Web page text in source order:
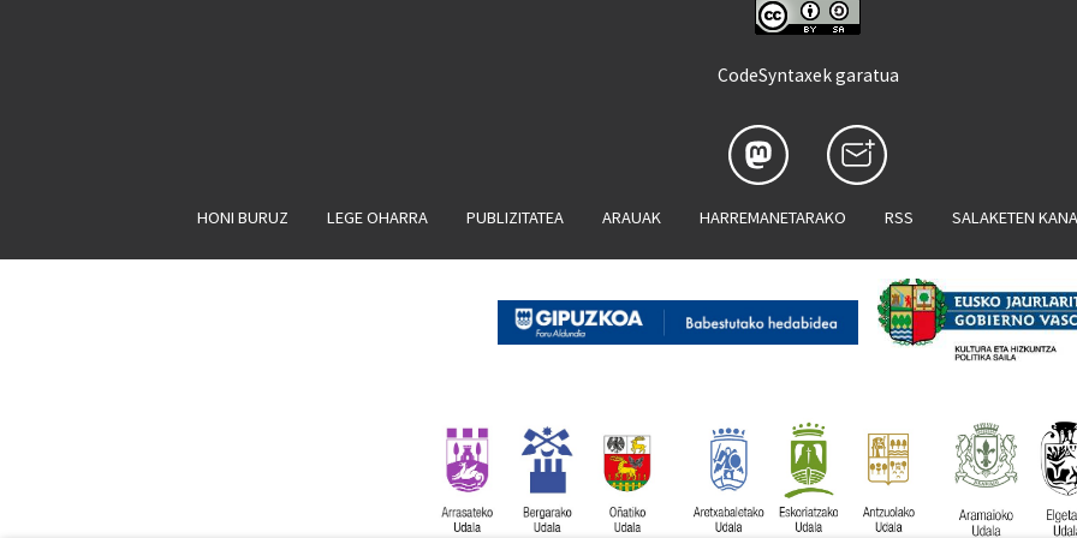
CodeSyntaxek garatua
HONI BURUZ LEGE OHARRA PUBLIZITATEA ARAUAK HARREMANETARAKO RSS SALAKETEN